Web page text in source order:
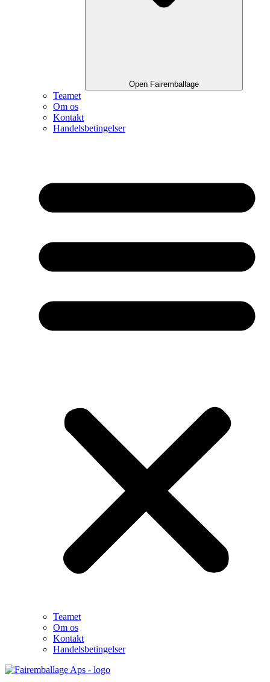
Open Fairemballage
Teamet
Om os
Kontakt
Handelsbetingelser
Teamet
Om os
Kontakt
Handelsbetingelser